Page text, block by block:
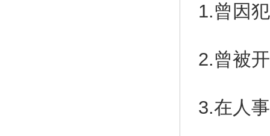
1.曾因
2.曾被
3.在人